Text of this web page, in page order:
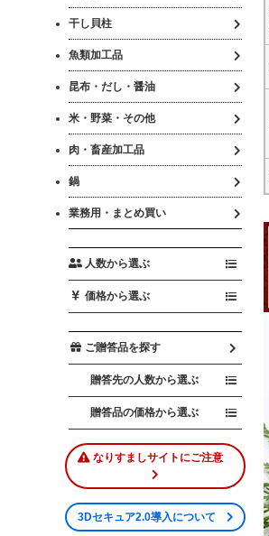
干し貝柱
魚類加工品
昆布・だし・醤油
米・野菜・その他
肉・畜産加工品
鍋
業務用・まとめ買い
人数から選ぶ
価格から選ぶ
ご贈答品を探す
贈答先の人数から選ぶ
贈答品の価格から選ぶ
なりすましサイトにご注意
3Dセキュア2.0導入について